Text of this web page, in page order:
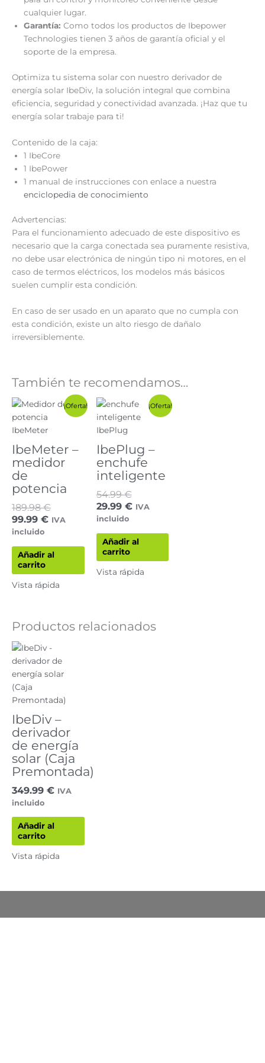
cualquier lugar.
Garantía: Como todos los productos de Ibepower
Technologies tienen 3 años de garantía oficial y el
soporte de la empresa.
Optimiza tu sistema solar con nuestro derivador de
energía solar IbeDiv, la solución integral que combina
eficiencia, seguridad y conectividad avanzada. ¡Haz que tu
energía solar trabaje para ti!
Contenido de la caja:
1 IbeCore
1 IbePower
1 manual de instrucciones con enlace a nuestra
enciclopedia de conocimiento
Advertencias:
Para el funcionamiento adecuado de este dispositivo es
necesario que la carga conectada sea puramente resistiva,
no debe usar electrónica de ningún tipo ni motores, en el
caso de termos eléctricos, los modelos más básicos
suelen cumplir esta condición.
En caso de ser usado en un aparato que no cumpla con
esta condición, existe un alto riesgo de dañalo
irreversiblemente.
También te recomendamos…
¡Oferta!
IbeMeter –
medidor
de
potencia
189.98€
El
precio
189.98 €.
99.99 €
El
precio
99.99 €.
IVA
incluido
Añadir al
carrito
Vista rápida
¡Oferta!
IbePlug –
enchufe
inteligente
54.99€
El
precio
54.99 €.
29.99 €
El
precio
29.99 €.
IVA
incluido
Añadir al
carrito
Vista rápida
Productos relacionados
IbeDiv –
derivador
de energía
solar (Caja
Premontada)
349.99 € IVA
incluido
Añadir al
carrito
Vista rápida